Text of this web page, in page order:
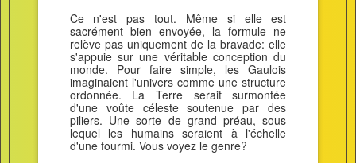
Ce n'est pas tout. Même si elle est
sacrément bien envoyée, la formule ne
relève pas uniquement de la bravade: elle
s'appuie sur une véritable conception du
monde. Pour faire simple, les Gaulois
imaginaient l'univers comme une structure
ordonnée. La Terre serait surmontée
d'une voûte céleste soutenue par des
piliers. Une sorte de grand préau, sous
lequel les humains seraient à l'échelle
d'une fourmi. Vous voyez le genre?